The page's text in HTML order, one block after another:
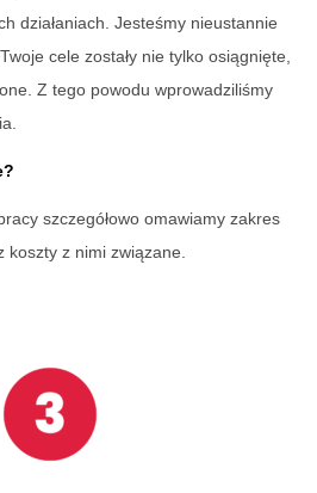
działaniach. Jesteśmy nieustannie
cele zostały nie tylko osiągnięte,
Z tego powodu wprowadziliśmy
szczegółowo omawiamy zakres
koszty z nimi związane.